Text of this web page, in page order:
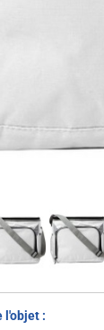
l'objet :